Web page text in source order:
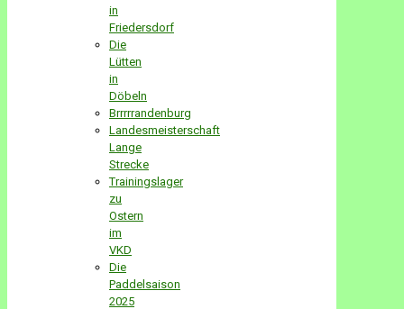
in
Friedersdorf
Die
Lütten
in
Döbeln
Brrrrrandenburg
Landesmeisterschaft
Lange
Strecke
Trainingslager
zu
Ostern
im
VKD
Die
Paddelsaison
2025